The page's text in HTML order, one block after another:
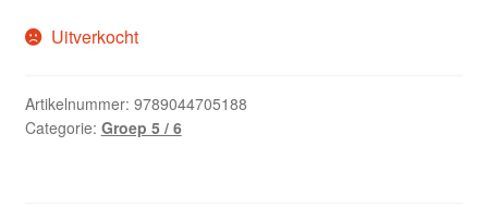
Uitverkocht
Artikelnummer: 9789044705188
Categorie: Groep 5 / 6